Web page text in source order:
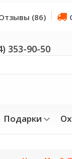
(86)
353-90-50
Подарки